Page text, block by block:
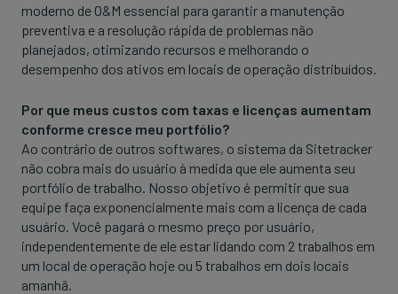
moderno de O&M essencial para garantir a manutenção
preventiva e a resolução rápida de problemas não
planejados, otimizando recursos e melhorando o
desempenho dos ativos em locais de operação distribuídos.
Por que meus custos com taxas e licenças aumentam
conforme cresce meu portfólio?
Ao contrário de outros softwares, o sistema da Sitetracker
não cobra mais do usuário à medida que ele aumenta seu
portfólio de trabalho. Nosso objetivo é permitir que sua
equipe faça exponencialmente mais com a licença de cada
usuário. Você pagará o mesmo preço por usuário,
independentemente de ele estar lidando com 2 trabalhos em
um local de operação hoje ou 5 trabalhos em dois locais
amanhã.